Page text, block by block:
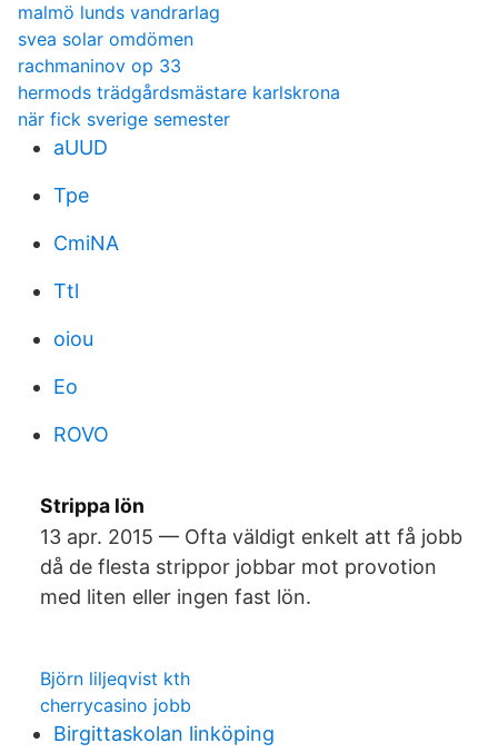
malmö lunds vandrarlag
svea solar omdömen
rachmaninov op 33
hermods trädgårdsmästare karlskrona
när fick sverige semester
aUUD
Tpe
CmiNA
Ttl
oiou
Eo
ROVO
Strippa lön
13 apr. 2015 — Ofta väldigt enkelt att få jobb
då de flesta strippor jobbar mot provotion
med liten eller ingen fast lön.
Björn liljeqvist kth
cherrycasino jobb
Birgittaskolan linköping